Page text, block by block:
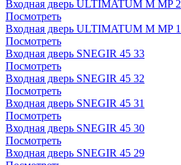
Входная дверь ULTIMATUM M MP 2
Посмотреть
Входная дверь ULTIMATUM M MP 1
Посмотреть
Входная дверь SNEGIR 45 33
Посмотреть
Входная дверь SNEGIR 45 32
Посмотреть
Входная дверь SNEGIR 45 31
Посмотреть
Входная дверь SNEGIR 45 30
Посмотреть
Входная дверь SNEGIR 45 29